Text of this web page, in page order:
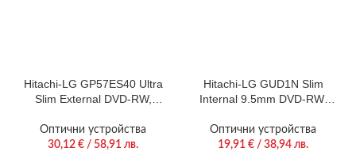
Hitachi-LG GP57ES40 Ultra
Slim External DVD-RW,
TV connectivity, Silver
Оптични устройства
30,12 € / 58,91 лв.
Hitachi-LG GUD1N Slim
Internal 9.5mm DVD-RW,
M-Disk Support, Black
Оптични устройства
19,91 € / 38,94 лв.